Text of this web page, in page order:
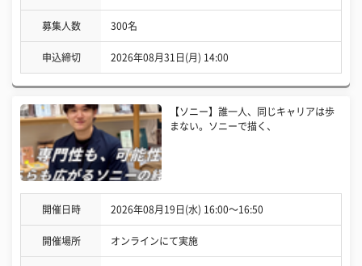
募集人数 300名
申込締切 2026年08月31日(月) 14:00
【ソニー】誰一人、同じキャリアは歩
まない。ソニーで描く、
開催日時 2026年08月19日(水) 16:00〜16:50
開催場所 オンラインにて実施